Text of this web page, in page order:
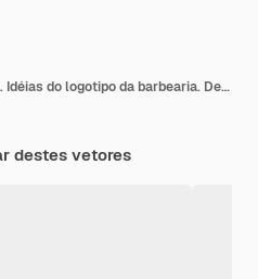
Lâmina de barbear antiga. Idéias do logotipo da barbearia. Design de logotipo de inspiração. Ilustração em vetor modelo. Isolado no fundo branco
destes vetores